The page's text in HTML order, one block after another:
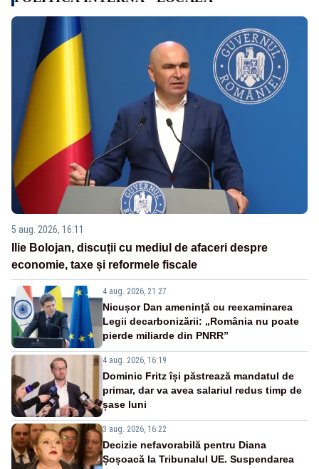
5 aug. 2026, 16:11
Ilie Bolojan, discuții cu mediul de afaceri despre
economie, taxe și reformele fiscale
4 aug. 2026, 21:27
Nicușor Dan amenință cu reexaminarea
Legii decarbonizării: „România nu poate
pierde miliarde din PNRR”
4 aug. 2026, 16:19
Dominic Fritz își păstrează mandatul de
primar, dar va avea salariul redus timp de
șase luni
3 aug. 2026, 16:22
Decizie nefavorabilă pentru Diana
Șoșoacă la Tribunalul UE. Suspendarea